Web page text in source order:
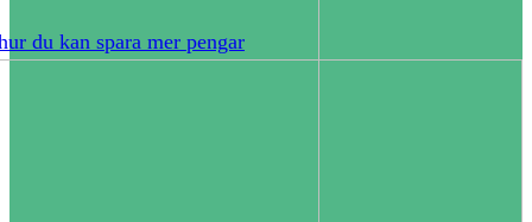
du kan spara mer pengar